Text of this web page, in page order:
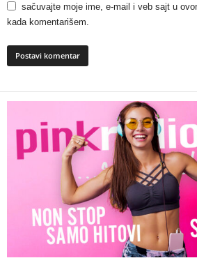
sačuvajte moje ime, e-mail i veb sajt u
kada komentarišem.